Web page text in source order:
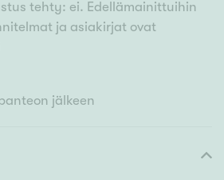
tehty: ei. Edellämainittuihin
ja asiakirjat ovat
jälkeen